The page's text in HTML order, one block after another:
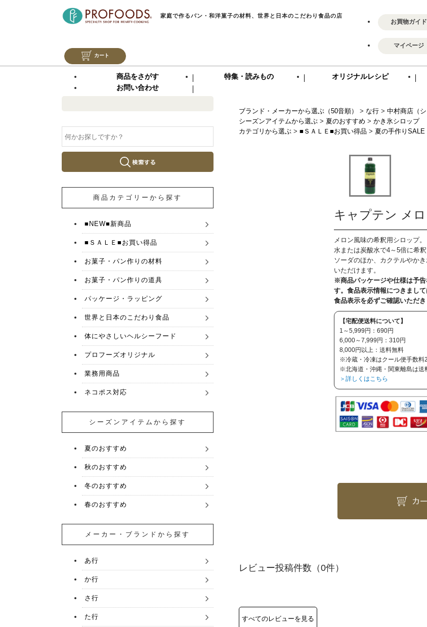
家庭で作るパン・和洋菓子の材料、世界と日本のこだわり食品の店
お買物ガイド
マイページ
カート
商品をさがす 特集・読みもの オリジナルレシピ
お問い合わせ
ブランド・メーカーから選ぶ（50音順） > な行 > 中村商店（シ
シーズンアイテムから選ぶ > 夏のおすすめ > かき氷シロップ
カテゴリから選ぶ > ■ＳＡＬＥ■お買い得品 > 夏の手作りSALE
キャプテン メ
メロン風味の希釈用シロップ。
水または炭酸水で4～5倍に希
ソーダのほか、カクテルやか
いただけます。
※商品パッケージや仕様は予
す。食品表示情報につきまし
食品表示を必ずご確認いただき
【宅配便送料について】
1～5,999円：690円
6,000～7,999円：310円
8,000円以上：送料無料
※冷蔵・冷凍はクール便手数料
※北海道・沖縄・関東離島は送
＞詳しくはこちら
（0件）
商品カテゴリーから探す
■NEW■新商品
■ＳＡＬＥ■お買い得品
お菓子・パン作りの材料
お菓子・パン作りの道具
パッケージ・ラッピング
世界と日本のこだわり食品
体にやさしいヘルシーフード
プロフーズオリジナル
業務用商品
ネコポス対応
シーズンアイテムから探す
夏のおすすめ
秋のおすすめ
冬のおすすめ
春のおすすめ
メーカー・ブランドから探す
あ行
か行
さ行
た行